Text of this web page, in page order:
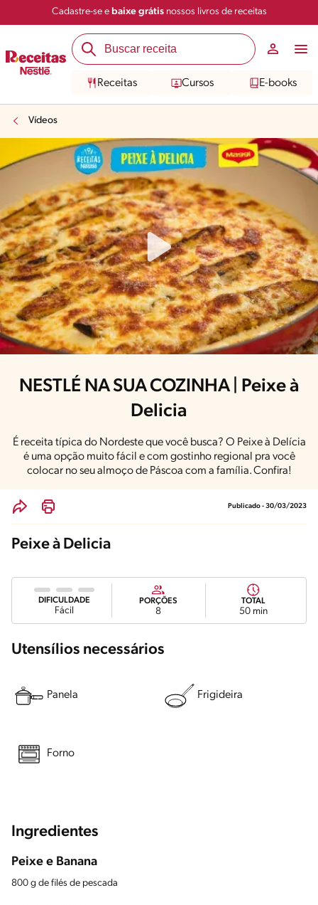
Cadastre-se e baixe grátisnossos livros de receitas
Receitas Cursos E-books
Vídeos
NESTLÉ NA SUA COZINHA | Peixe à
Delicia
É receita típica do Nordeste que você busca? O Peixe à Delícia
é uma opção muito fácil e com gostinho regional pra você
colocar no seu almoço de Páscoa com a família. Confira!
Publicado - 30/03/2023
Peixe à Delicia
DIFICULDADE
Fácil
PORÇÕES
8
TOTAL
50 min
Utensílios necessários
Panela Frigideira
Forno
Ingredientes
Peixe e Banana
800 g de filés de pescada